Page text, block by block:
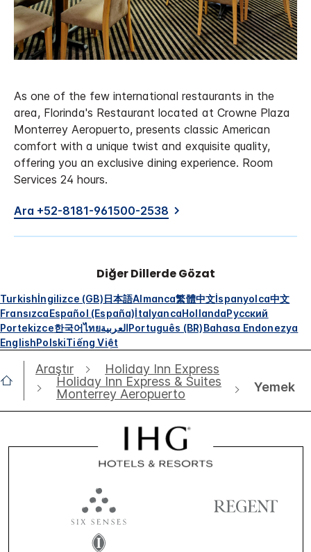
As one of the few international restaurants in the
area, Florinda's Restaurant located at Crowne Plaza
Monterrey Aeropuerto, presents classic American
comfort with a unique twist and exquisite quality,
offering you an exclusive dining experience. Room
Services 24 hours.
Ara +52-8181-961500-2538
Diğer Dillerde Gözat
Turkishİngilizce (GB)日本語Almanca繁體中文İspanyolca中文
FransızcaEspañol (España)İtalyancaHollandaРусский
Portekizce한국어ไทยالعربيةPortuguês (BR)Bahasa Endonezya
EnglishPolskiTiếng Việt
Araştır
Holiday Inn Express
Holiday Inn Express & Suites
Monterrey Aeropuerto
Yemek